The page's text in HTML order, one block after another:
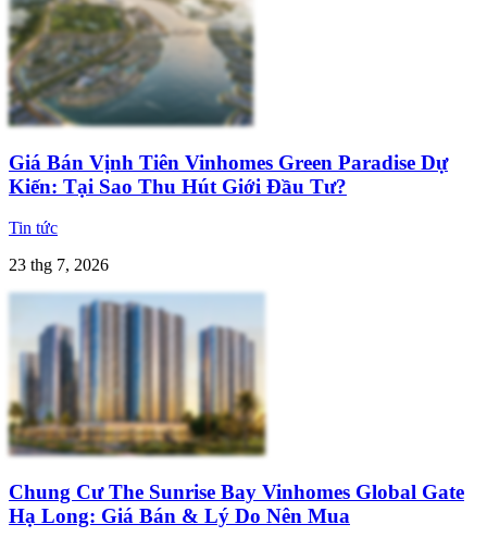
Giá Bán Vịnh Tiên Vinhomes Green Paradise Dự
Kiến: Tại Sao Thu Hút Giới Đầu Tư?
Tin tức
23 thg 7, 2026
Chung Cư The Sunrise Bay Vinhomes Global Gate
Hạ Long: Giá Bán & Lý Do Nên Mua